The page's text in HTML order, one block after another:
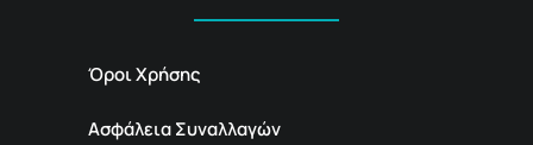
Όροι Χρήσης
Ασφάλεια Συναλλαγών